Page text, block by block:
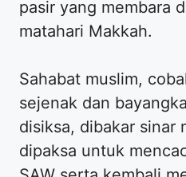
pasir yang membara
matahari Makkah.
​Sahabat muslim,
sejenak dan
disiksa, dibakar sinar
dipaksa untuk